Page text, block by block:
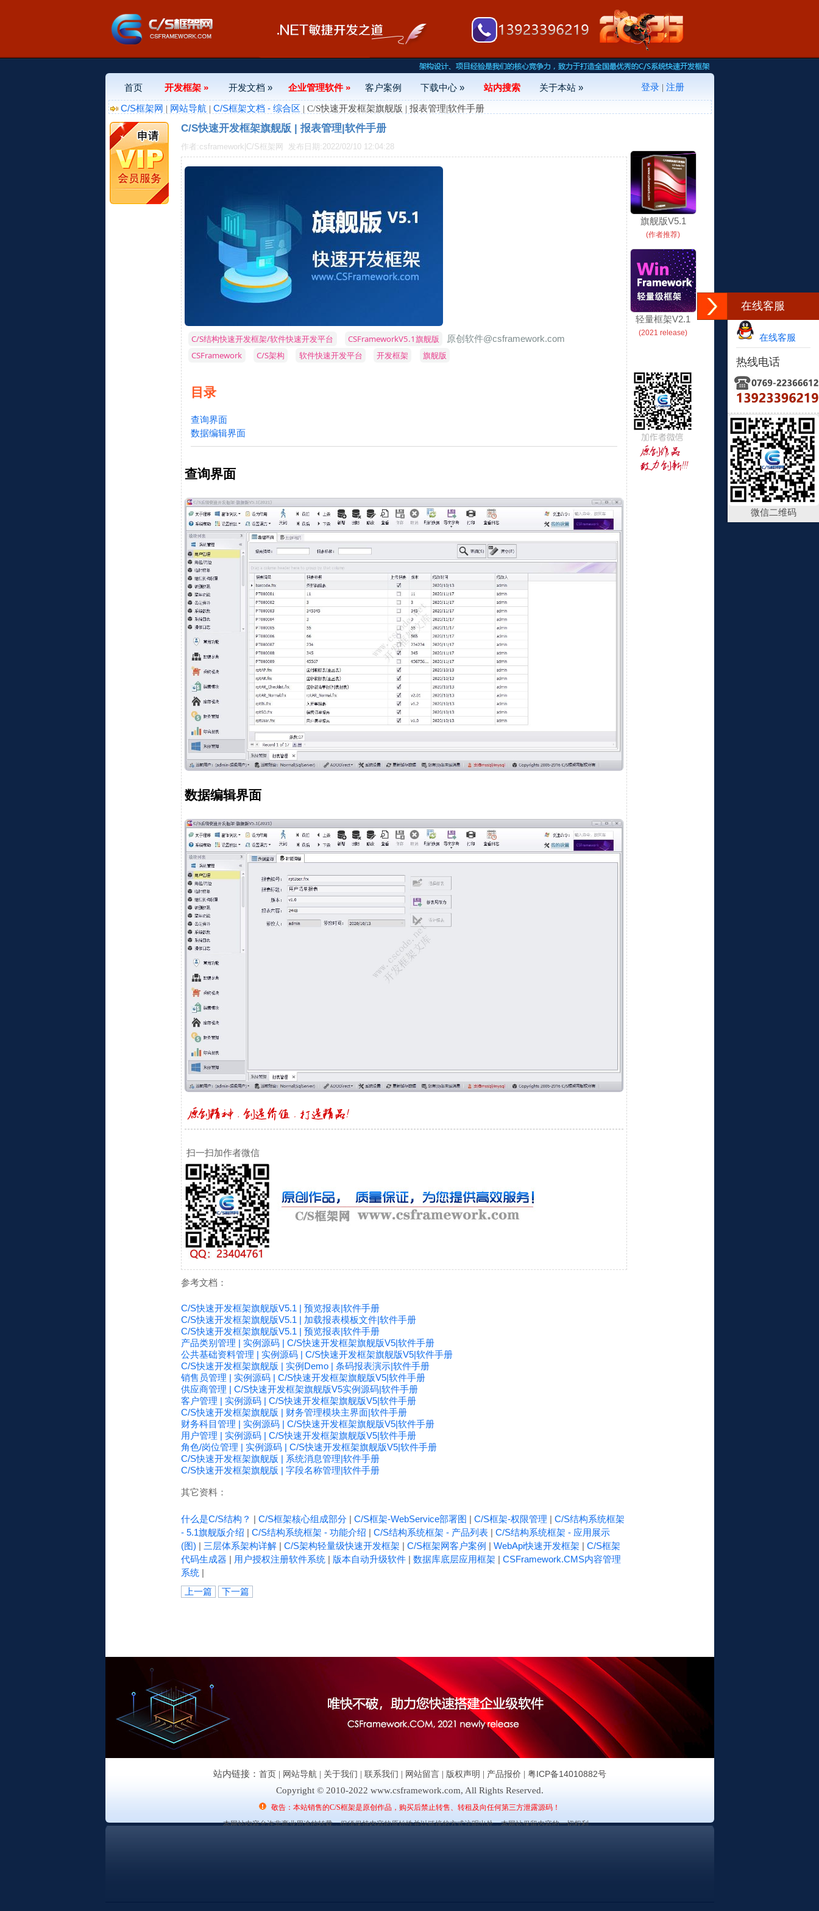
在线客服
在线客服
热线电话
微信二维码
首页 开发框架 » 开发文档 » 企业管理软件 » 客户案例 下载中心 » 站内搜索 关于本站 » 登录| 注册
C/S框架网 | 网站导航 | C/S框架文档 - 综合区 | C/S快速开发框架旗舰版 | 报表管理|软件手册
C/S快速开发框架旗舰版 | 报表管理|软件手册
作者:csframework|C/S框架网 发布日期:2022/02/10 12:04:28
C/S结构快速开发框架/软件快速开发平台 CSFrameworkV5.1旗舰版 原创软件@csframework.com
CSFramework C/S架构 软件快速开发平台 开发框架 旗舰版
目录
查询界面
数据编辑界面
查询界面
数据编辑界面
扫一扫加作者微信
参考文档：
C/S快速开发框架旗舰版V5.1 | 预览报表|软件手册
C/S快速开发框架旗舰版V5.1 | 加载报表模板文件|软件手册
C/S快速开发框架旗舰版V5.1 | 预览报表|软件手册
产品类别管理 | 实例源码 | C/S快速开发框架旗舰版V5|软件手册
公共基础资料管理 | 实例源码 | C/S快速开发框架旗舰版V5|软件手册
C/S快速开发框架旗舰版 | 实例Demo | 条码报表演示|软件手册
销售员管理 | 实例源码 | C/S快速开发框架旗舰版V5|软件手册
供应商管理 | C/S快速开发框架旗舰版V5实例源码|软件手册
客户管理 | 实例源码 | C/S快速开发框架旗舰版V5|软件手册
C/S快速开发框架旗舰版 | 财务管理模块主界面|软件手册
财务科目管理 | 实例源码 | C/S快速开发框架旗舰版V5|软件手册
用户管理 | 实例源码 | C/S快速开发框架旗舰版V5|软件手册
角色/岗位管理 | 实例源码 | C/S快速开发框架旗舰版V5|软件手册
C/S快速开发框架旗舰版 | 系统消息管理|软件手册
C/S快速开发框架旗舰版 | 字段名称管理|软件手册
其它资料：
什么是C/S结构？ | C/S框架核心组成部分| C/S框架-WebService部署图 | C/S框架-权限管理 | C/S结构系统框架
- 5.1旗舰版介绍 | C/S结构系统框架 - 功能介绍 | C/S结构系统框架 - 产品列表| C/S结构系统框架 - 应用展示
(图) | 三层体系架构详解| C/S架构轻量级快速开发框架 | C/S框架网客户案例 | WebApi快速开发框架 | C/S框架
代码生成器 | 用户授权注册软件系统| 版本自动升级软件| 数据库底层应用框架 | CSFramework.CMS内容管理
系统|
上一篇
下一篇
旗舰版V5.1
(作者推荐)
轻量框架V2.1
(2021 release)
站内链接： 首页| 网站导航 | 关于我们 | 联系我们 | 网站留言| 版权声明 | 产品报价 | 粤ICP备14010882号
Copyright © 2010-2022 www.csframework.com, All Rights Reserved.
敬告：本站销售的C/S框架是原创作品，购买后禁止转售、转租及向任何第三方泄露源码！
本网站内容允许非商业用途的转载，但须保持内容的原始性并以链接的方式注明出处，本网站保留内容的一切权利。